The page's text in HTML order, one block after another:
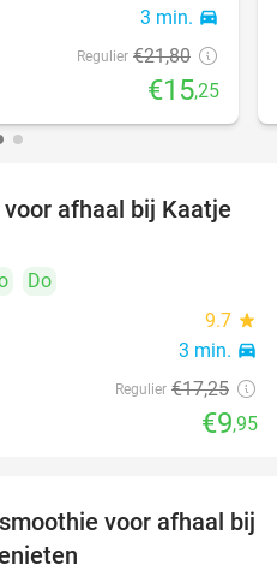
3 min. directions_car
Regulier €21,80
€15,25
42%
afhaal bij Kaatje
Do
9.7 star
3 min. directions_car
Regulier €17,25
€9,95
43%
voor afhaal bij